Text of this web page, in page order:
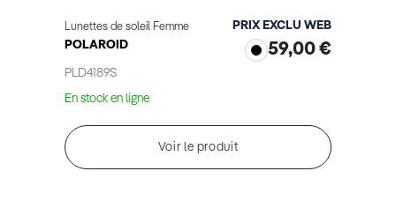
Lunettes de soleil Femme
POLAROID
PLD4189S
PRIX EXCLU WEB
59,00 €
En stock en ligne
Voir le produit